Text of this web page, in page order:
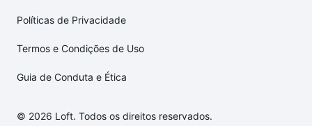
Políticas de Privacidade
Termos e Condições de Uso
Guia de Conduta e Ética
© 2026 Loft. Todos os direitos reservados.